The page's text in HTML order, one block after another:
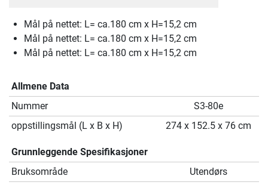
Mål på nettet: L= ca.180 cm x H=15,2 cm
Mål på nettet: L= ca.180 cm x H=15,2 cm
Mål på nettet: L= ca.180 cm x H=15,2 cm
Allmene Data
Nummer
S3-80e
oppstillingsmål (L x B x H)
274 x 152.5 x 76 cm
Grunnleggende Spesifikasjoner
Bruksområde
Utendørs